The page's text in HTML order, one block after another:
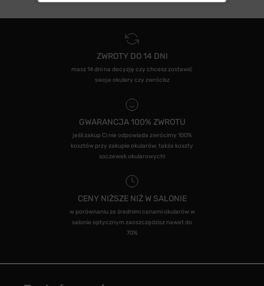
ZWROTY DO 14 DNI
masz 14 dni na decyzję czy chcesz zostawić
swoje okulary czy zwrócisz
GWARANCJA 100% ZWROTU
jeśli zakup Ci nie odpowiada zwrócimy 100%
kosztów przy zakupie okularów, także koszty
soczewek okularowych!
CENY NIŻSZE NIŻ W SALONIE
w porównaniu ze średnimi cenami okularów w
salonie optycznym zaoszczędzisz nawet do
70%